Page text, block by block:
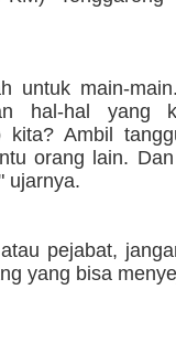
untuk main-
hal-hal yang
kita? Ambil
orang lain.
ujarnya.
pejabat,
yang bisa